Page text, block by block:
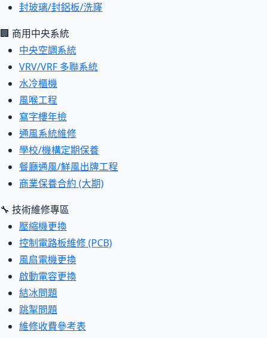
封玻璃/封鋁板/洗窿
🏢 商用中央系統
中央空調系統
VRV/VRF 多聯系統
水冷櫃機
風喉工程
寫字樓年檢
通風系統維修
學校/機構定期保養
餐廳通風/鮮風出牌工程
商業保養合約 (大期)
🔧 技術維修專區
壓縮機更換
控制電路板維修 (PCB)
風扇電機更換
啟動電容更換
結冰問題
跳掣問題
維修收費參考表